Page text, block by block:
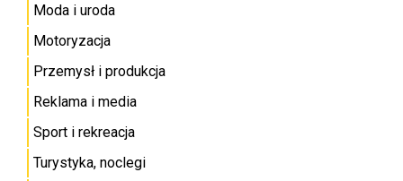
Moda i uroda
Motoryzacja
Przemysł i produkcja
Reklama i media
Sport i rekreacja
Turystyka, noclegi